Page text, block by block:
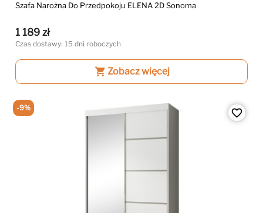
Szafa Narożna Do Przedpokoju ELENA 2D Sonoma
1 189 zł
Czas dostawy: 15 dni roboczych
shopping_cart Zobacz więcej
favorite_border
-9%